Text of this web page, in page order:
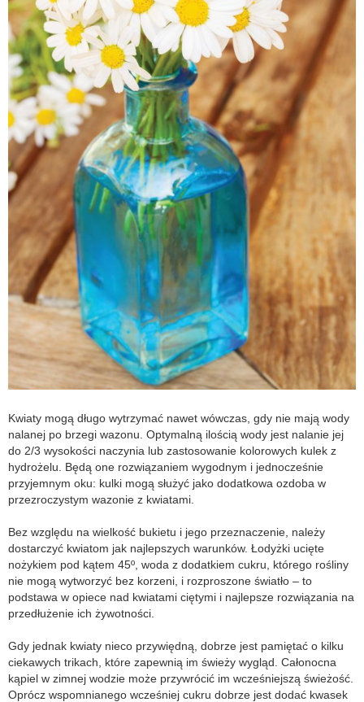
Kwiaty mogą długo wytrzymać nawet wówczas, gdy nie mają wody
nalanej po brzegi wazonu. Optymalną ilością wody jest nalanie jej
do 2/3 wysokości naczynia lub zastosowanie kolorowych kulek z
hydrożelu. Będą one rozwiązaniem wygodnym i jednocześnie
przyjemnym oku: kulki mogą służyć jako dodatkowa ozdoba w
przezroczystym wazonie z kwiatami.
Bez względu na wielkość bukietu i jego przeznaczenie, należy
dostarczyć kwiatom jak najlepszych warunków. Łodyżki ucięte
nożykiem pod kątem 45º, woda z dodatkiem cukru, którego rośliny
nie mogą wytworzyć bez korzeni, i rozproszone światło – to
podstawa w opiece nad kwiatami ciętymi i najlepsze rozwiązania na
przedłużenie ich żywotności.
Gdy jednak kwiaty nieco przywiędną, dobrze jest pamiętać o kilku
ciekawych trikach, które zapewnią im świeży wygląd. Całonocna
kąpiel w zimnej wodzie może przywrócić im wcześniejszą świeżość.
Oprócz wspomnianego wcześniej cukru dobrze jest dodać kwasek